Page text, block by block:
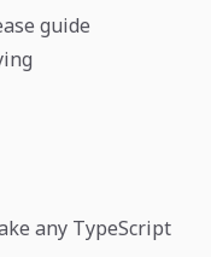
guide
any TypeScript